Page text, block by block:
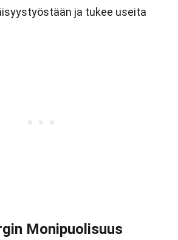
ja tukee useita
Monipuolisuus